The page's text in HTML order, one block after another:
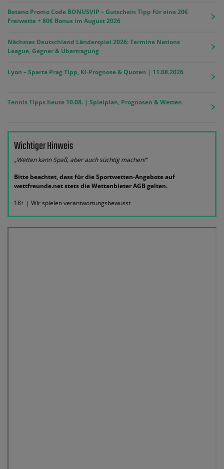
Betano Promo Code BONUSVIP – Gutschein Tipp für eine 20€
Freiwette + 80€ Bonus im August 2026
Nächstes Deutschland Länderspiel 2026: Termine Nations
League, Gegner & Übertragung
Lyon – Sparta Prag Tipp, KI-Prognose & Quoten | 11.08.2026
Tennis Tipps heute 10.08. | Spielplan, Prognosen & Wetten
Wichtiger Hinweis
„Wetten kann Spaß, aber auch süchtig machen!“
Bitte beachtet, dass für die Sportwetten-Angebote auf
wettfreunde.net stets die Wettanbieter AGB gelten.
18+ | Wir spielen verantwortungsbewusst